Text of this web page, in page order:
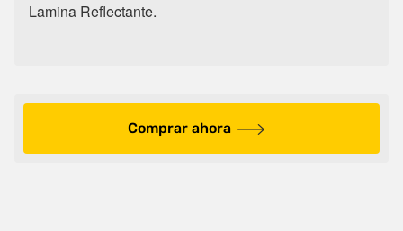
Lamina Reflectante.
Comprar ahora